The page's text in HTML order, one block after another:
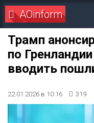
AOinform
Трамп
по
вводить
22.01.2026 в 10:16 319